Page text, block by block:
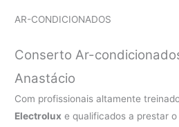
AR-CONDICIONADOS
Conserto Ar-
Anastácio
Com profissionais altamente
Electrolux e qualificados a prestar